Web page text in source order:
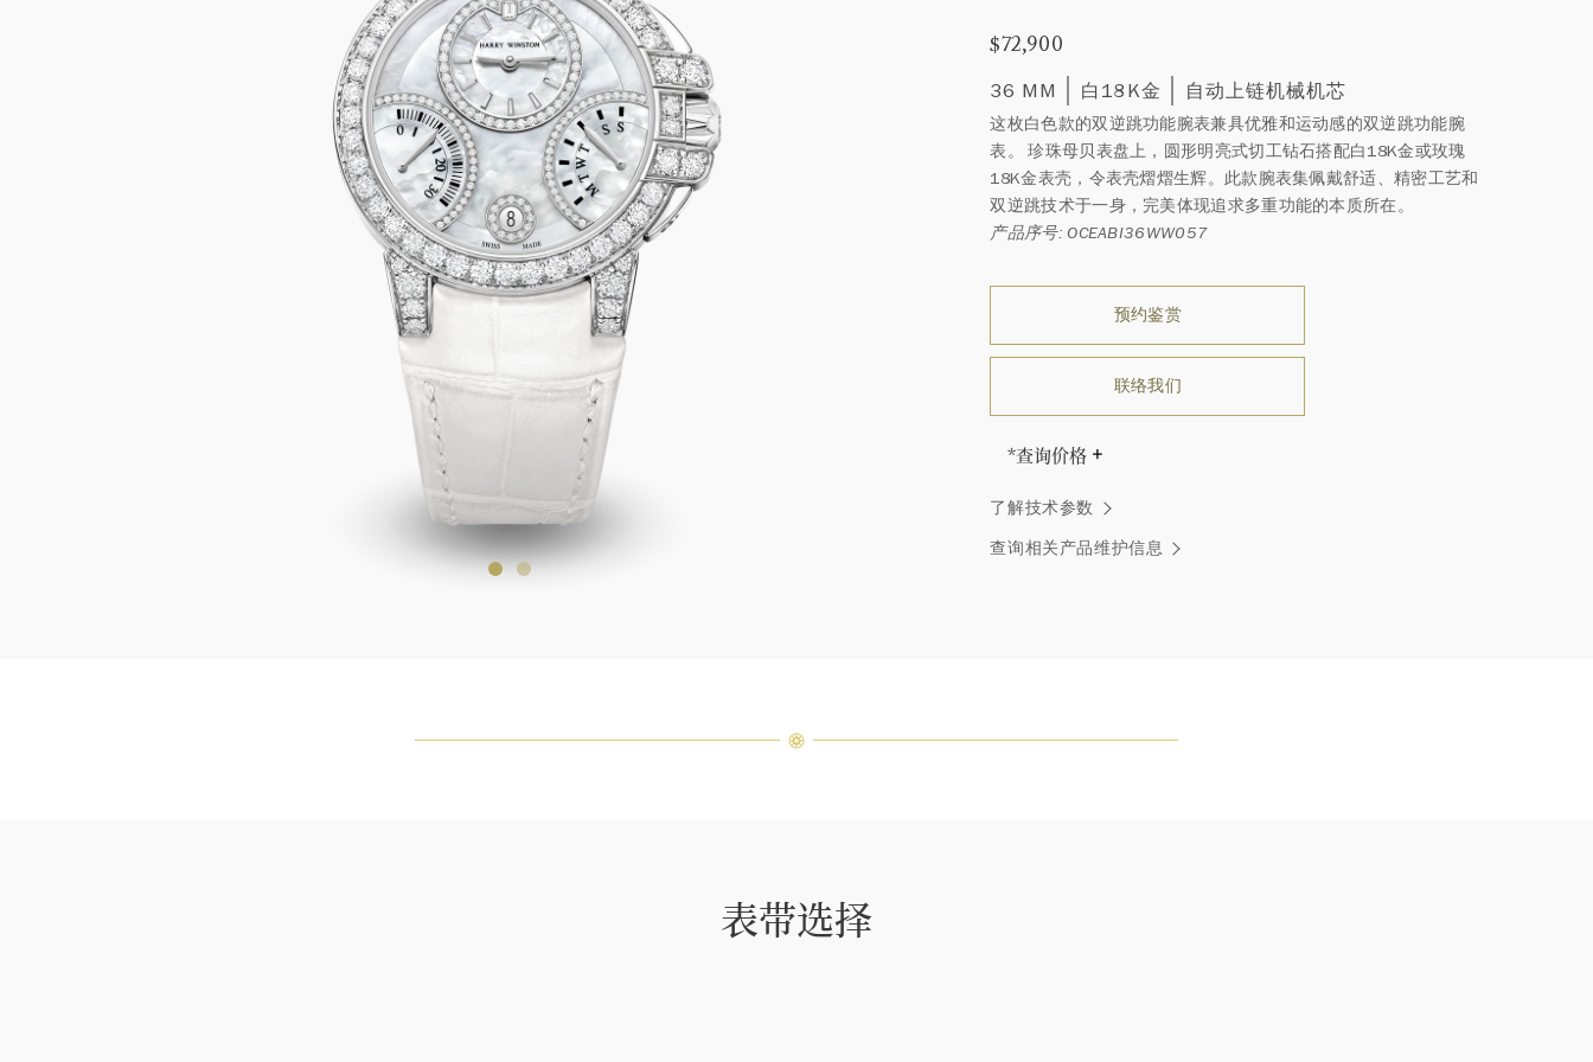
$72,900
36 MM 白18K金 自动上链机械机芯
这枚白色款的双逆跳功能腕表兼具优雅和运动感的双逆跳功能腕
表。 珍珠母贝表盘上，圆形明亮式切工钻石搭配白18K金或玫瑰
18K金表壳，令表壳熠熠生辉。此款腕表集佩戴舒适、精密工艺和
双逆跳技术于一身，完美体现追求多重功能的本质所在。
产品序号: OCEABI36WW057
预约鉴赏
联络我们
*查询价格
顿的每一件高级珠宝作品也是如此：每个宝石皆与众不同而采用独
特镶嵌方式，重量和宝石的等级亦不尽相同。如有疑问，敬请咨询
客户服务。
了解技术参数
查询相关产品维护信息
表带选择